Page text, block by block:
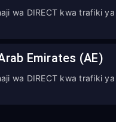
wa DIRECT kwa trafiki ya
Emirates (AE)
wa DIRECT kwa trafiki ya